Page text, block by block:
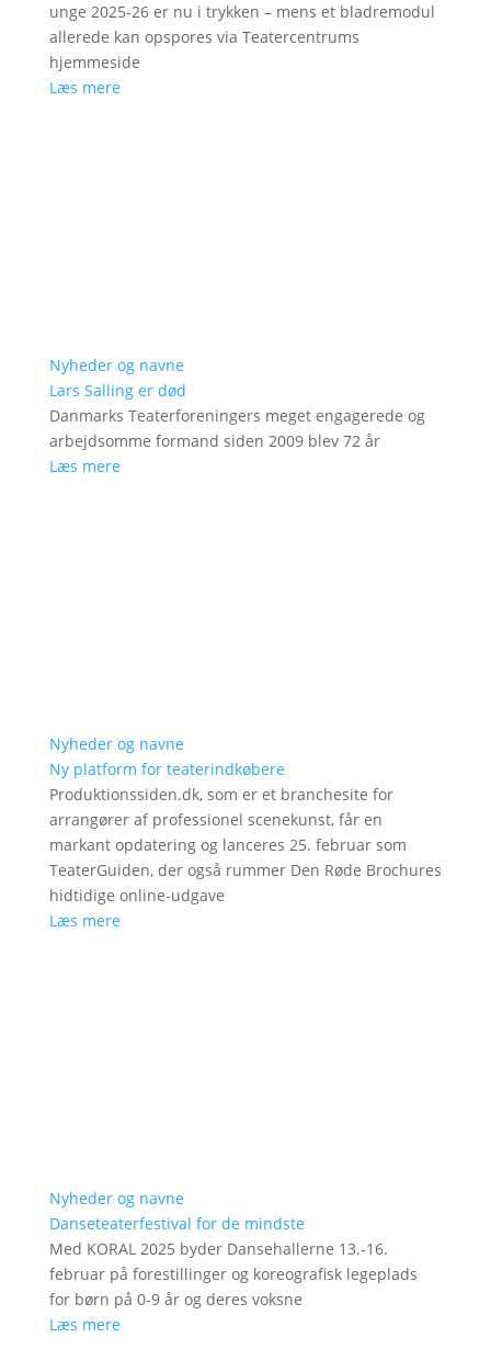
unge 2025-26 er nu i trykken – mens et bladremodul
allerede kan opspores via Teatercentrums
hjemmeside
Læs mere
Nyheder og navne
Lars Salling er død
Danmarks Teaterforeningers meget engagerede og
arbejdsomme formand siden 2009 blev 72 år
Læs mere
Nyheder og navne
Ny platform for teaterindkøbere
Produktionssiden.dk, som er et branchesite for
arrangører af professionel scenekunst, får en
markant opdatering og lanceres 25. februar som
TeaterGuiden, der også rummer Den Røde Brochures
hidtidige online-udgave
Læs mere
Nyheder og navne
Danseteaterfestival for de mindste
Med KORAL 2025 byder Dansehallerne 13.-16.
februar på forestillinger og koreografisk legeplads
for børn på 0-9 år og deres voksne
Læs mere